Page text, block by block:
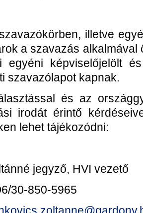
illetve
a szavazás alkalmával
egyéni képviselőjelölt
szavazólapot kapnak.
és az
irodát érintő
lehet tájékozódni:
jegyző, HVI vezető
30-850-5965